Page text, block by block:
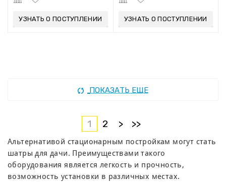
УЗНАТЬ О ПОСТУПЛЕНИИ УЗНАТЬ О ПОСТУПЛЕНИИ
ПОКАЗАТЬ ЕЩЕ
1 2 > >>
Альтернативой стационарным постройкам могут стать
шатры для дачи. Преимуществами такого
оборудования является легкость и прочность,
возможность установки в различных местах.